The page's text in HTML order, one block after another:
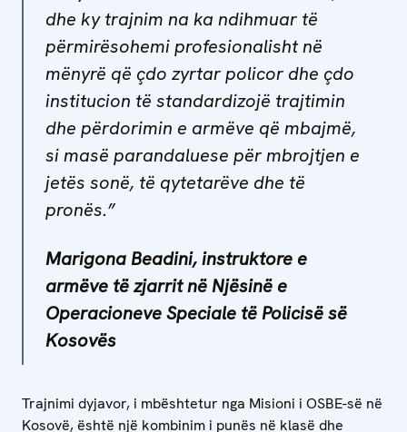
dhe ky trajnim na ka ndihmuar të
përmirësohemi profesionalisht në
mënyrë që çdo zyrtar policor dhe çdo
institucion të standardizojë trajtimin
dhe përdorimin e armëve që mbajmë,
si masë parandaluese për mbrojtjen e
jetës sonë, të qytetarëve dhe të
pronës.”
Marigona Beadini, instruktore e
armëve të zjarrit në Njësinë e
Operacioneve Speciale të Policisë së
Kosovës
Trajnimi dyjavor, i mbështetur nga Misioni i OSBE-së në
Kosovë, është një kombinim i punës në klasë dhe